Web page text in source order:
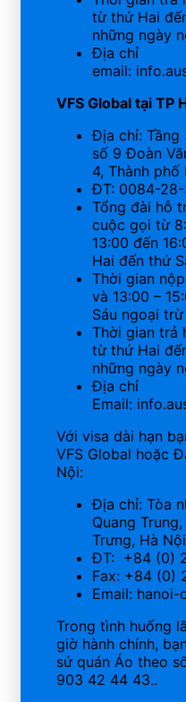
từ thứ Hai
những ngày
Địa chỉ
email:
VFS Global tại TP
Địa chỉ: Tầng
số 9 Đoàn
4, Thành phố
ĐT: 0084-
Tổng đài hỗ
cuộc gọi từ
13:00 đến
Hai đến thứ
Thời gian
và 13:00 –
Sáu ngoại
Thời gian trả
từ thứ Hai
những ngày
Địa chỉ
Email:
Với visa dài hạn
VFS Global hoặc
Nội:
Địa chỉ: Tòa
Quang
Trưng, Hà
ĐT: +84 (0)
Fax: +84 (0)
Email: hanoi-
Trong tình huống
giờ hành chính,
sứ quán Áo theo
903 42 44 43..